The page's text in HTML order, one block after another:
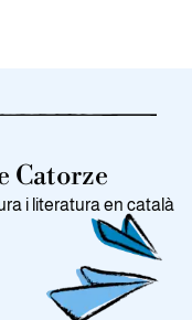
Catorze
i literatura en català